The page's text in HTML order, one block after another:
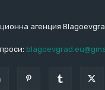
агенция